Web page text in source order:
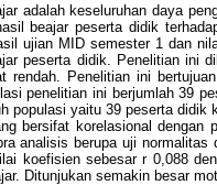
adalah keseluruhan daya
beajar peserta didik
ujian MID semester 1 dan
peserta didik. Penelitian ini
rendah. Penelitian ini
penelitian ini berjumlah 39
populasi yaitu 39 peserta
bersifat korelasional dengan
analisis berupa uji
koefisien sebesar r 0,088
Ditunjukan semakin besar